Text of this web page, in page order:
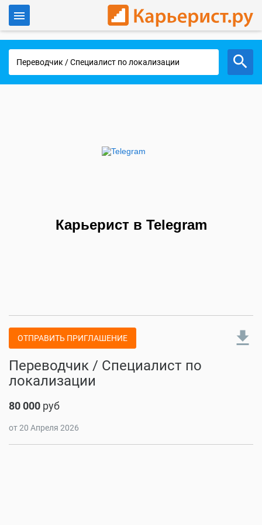
Работа в Москве
Карьерист в Telegram
ОТПРАВИТЬ ПРИГЛАШЕНИЕ file_download
Переводчик / Специалист по
локализации
80 000 руб
от 20 Апреля 2026